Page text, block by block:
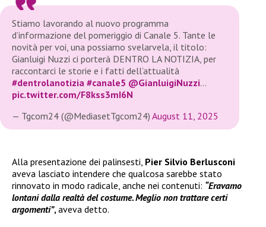
Stiamo lavorando al nuovo programma
d’informazione del pomeriggio di Canale 5. Tante le
novità per voi, una possiamo svelarvela, il titolo:
Gianluigi Nuzzi ci porterà DENTRO LA NOTIZIA, per
raccontarci le storie e i fatti dell’attualità
#dentrolanotizia #canale5 @GianluigiNuzzi…
pic.twitter.com/F8kss3mI6N
— Tgcom24 (@MediasetTgcom24) August 11, 2025
Alla presentazione dei palinsesti, Pier Silvio Berlusconi
aveva lasciato intendere che qualcosa sarebbe stato
rinnovato in modo radicale, anche nei contenuti: “Eravamo
lontani dalla realtà del costume. Meglio non trattare certi
argomenti”, aveva detto.